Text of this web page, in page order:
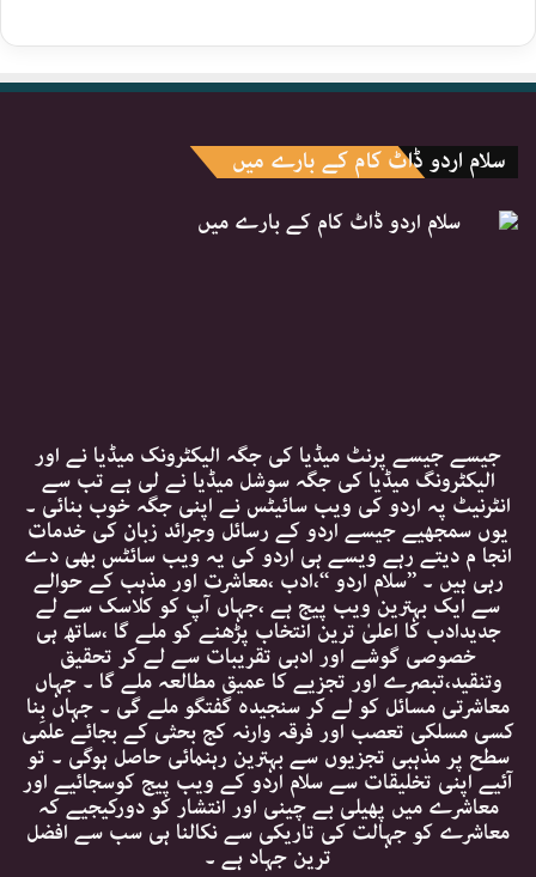
سلام اردو ڈاٹ کام کے بارے میں
جیسے جیسے پرنٹ میڈیا کی جگہ الیکٹرونک میڈیا نے اور
الیکٹرونگ میڈیا کی جگہ سوشل میڈیا نے لی ہے تب سے
انٹرنیٹ پہ اردو کی ویب سائیٹس نے اپنی جگہ خوب بنائی ۔
یوں سمجھیے جیسے اردو کے رسائل وجرائد زبان کی خدمات
انجا م دیتے رہے ویسے ہی اردو کی یہ ویب سائٹس بھی دے
رہی ہیں ۔ ’’سلام اردو ‘‘،ادب ،معاشرت اور مذہب کے حوالے
سے ایک بہترین ویب پیج ہے ،جہاں آپ کو کلاسک سے لے
جدیدادب کا اعلیٰ ترین انتخاب پڑھنے کو ملے گا ،ساتھ ہی
خصوصی گوشے اور ادبی تقریبات سے لے کر تحقیق
وتنقید،تبصرے اور تجزیے کا عمیق مطالعہ ملے گا ۔ جہاں
معاشرتی مسائل کو لے کر سنجیدہ گفتگو ملے گی ۔ جہاں بِنا
کسی مسلکی تعصب اور فرقہ وارنہ کج بحثی کے بجائے علمی
سطح پر مذہبی تجزیوں سے بہترین رہنمائی حاصل ہوگی ۔ تو
آئیے اپنی تخلیقات سے سلام اردو کے ویب پیج کوسجائیے اور
معاشرے میں پھیلی بے چینی اور انتشار کو دورکیجیے کہ
معاشرے کو جہالت کی تاریکی سے نکالنا ہی سب سے افضل
ترین جہاد ہے ۔